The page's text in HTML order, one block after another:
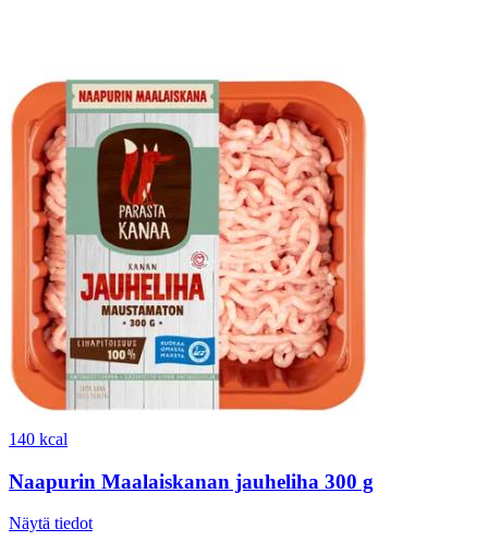
140 kcal
Naapurin Maalaiskanan jauheliha 300 g
Näytä tiedot